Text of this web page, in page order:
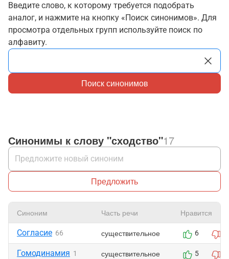
Введите слово, к которому требуется подобрать
аналог, и нажмите на кнопку «Поиск синонимов». Для
просмотра отдельных групп используйте поиск по
алфавиту.
Поиск синонимов
Синонимы к слову "сходство"17
Предложить
Синоним Часть речи Нравится
Согласие 66 существительное 6
Гомодинамия 1 существительное 5